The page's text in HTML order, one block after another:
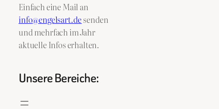
Einfach eine Mail an
info@engelsart.desenden
und mehrfach im Jahr
aktuelle Infos erhalten.
Unsere Bereiche: